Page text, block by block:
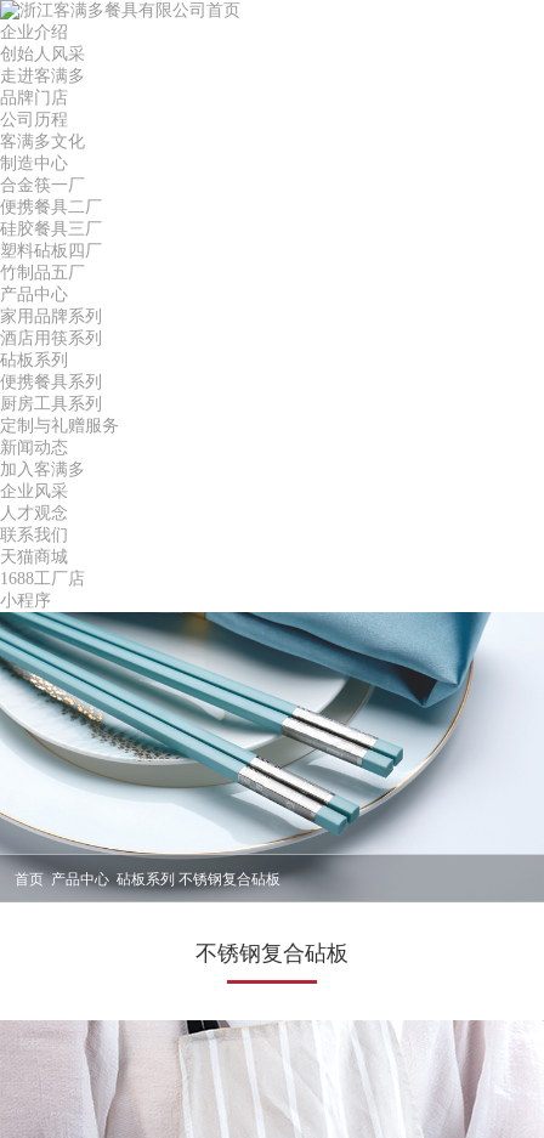
首页
企业介绍
创始人风采
走进客满多
品牌门店
公司历程
客满多文化
制造中心
合金筷一厂
便携餐具二厂
硅胶餐具三厂
塑料砧板四厂
竹制品五厂
产品中心
家用品牌系列
酒店用筷系列
砧板系列
便携餐具系列
厨房工具系列
定制与礼赠服务
新闻动态
加入客满多
企业风采
人才观念
联系我们
天猫商城
1688工厂店
小程序
首页 产品中心 砧板系列 不锈钢复合砧板
不锈钢复合砧板